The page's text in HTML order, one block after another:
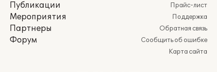
Публикации
Мероприятия
Партнеры
Форум
Прайс-лист
Поддержка
Обратная связь
Сообщить об ошибке
Карта сайта